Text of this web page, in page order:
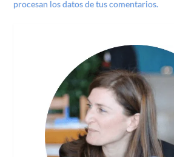
procesan los datos de tus comentarios.